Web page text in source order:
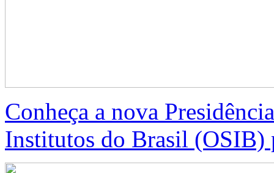
Conheça a nova
Institutos do Brasil (OSIB)